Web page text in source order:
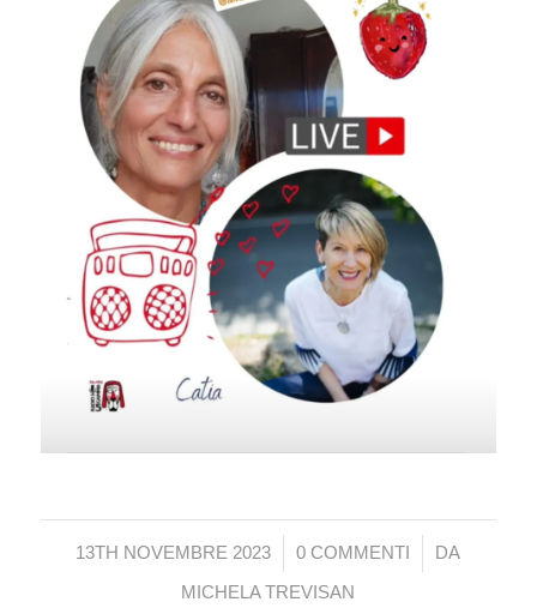
13TH NOVEMBRE 2023
/ 0 COMMENTI
/ DA
MICHELA TREVISAN